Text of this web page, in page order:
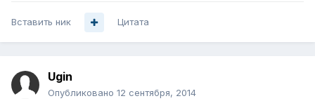
Вставить ник Цитата
Ugin
Опубликовано 12 сентября, 2014